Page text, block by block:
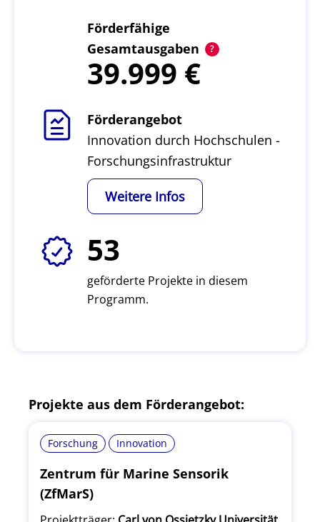
Förderfähige
Gesamtausgaben
39.999
Förderangebot
Innovation durch Hochschulen -
Forschungsinfrastruktur
Weitere Infos
53
geförderte Projekte in diesem
Programm.
Projekte aus dem Förderangebot:
Forschung Innovation
Zentrum für Marine Sensorik
(ZfMarS)